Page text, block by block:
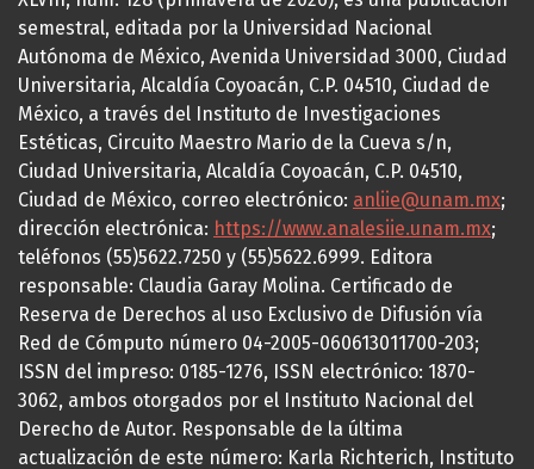
semestral, editada por la Universidad Nacional
Autónoma de México, Avenida Universidad 3000, Ciudad
Universitaria, Alcaldía Coyoacán, C.P. 04510, Ciudad de
México, a través del Instituto de Investigaciones
Estéticas, Circuito Maestro Mario de la Cueva s/n,
Ciudad Universitaria, Alcaldía Coyoacán, C.P. 04510,
Ciudad de México, correo electrónico: anliie@unam.mx;
dirección electrónica: https://www.analesiie.unam.mx;
teléfonos (55)5622.7250 y (55)5622.6999. Editora
responsable: Claudia Garay Molina. Certificado de
Reserva de Derechos al uso Exclusivo de Difusión vía
Red de Cómputo número 04-2005-060613011700-203;
ISSN del impreso: 0185-1276, ISSN electrónico: 1870-
3062, ambos otorgados por el Instituto Nacional del
Derecho de Autor. Responsable de la última
actualización de este número: Karla Richterich, Instituto